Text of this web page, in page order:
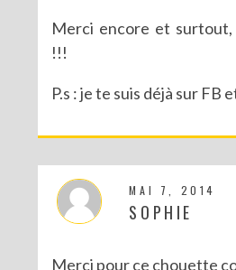
Merci encore et surtout,
!!!
P.s : je te suis déjà sur FB
MAI 7, 2014
SOPHIE
Merci pour ce chouette